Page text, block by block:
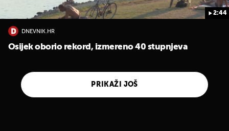
2:44
DNEVNIK.HR
Osijek oborio rekord, izmereno 40 stupnjeva
PRIKAŽI JOŠ